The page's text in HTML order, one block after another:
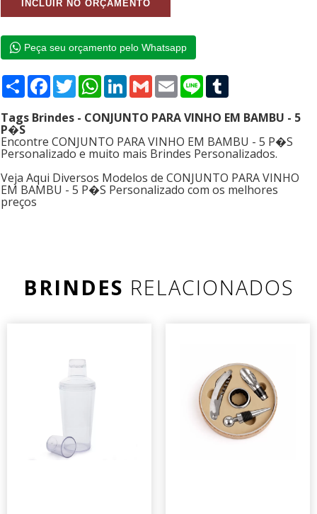
Peça seu orçamento pelo Whatsapp
Compartilhar
Facebook
TwitterWhatsApp
LinkedIn
GmailEmailLine
Tags Brindes - CONJUNTO PARA VINHO EM BAMBU - 5
P�S
Encontre CONJUNTO PARA VINHO EM BAMBU - 5 P�S
Personalizado e muito mais Brindes Personalizados.
Veja Aqui Diversos Modelos de CONJUNTO PARA VINHO
EM BAMBU - 5 P�S Personalizado com os melhores
preços
BRINDES RELACIONADOS